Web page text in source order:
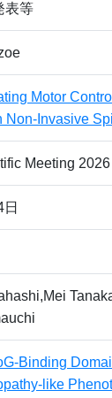
表等
Motor
Non-Invasive
Meeting 2026
Binding
like